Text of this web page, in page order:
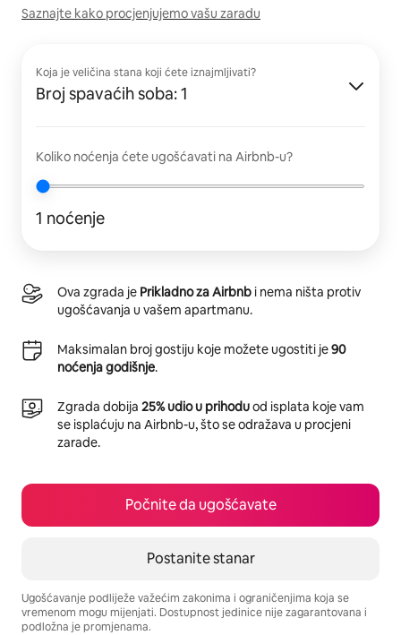
Saznajte kako procjenjujemo vašu zaradu
Koja je veličina stana koji ćete iznajmljivati?
Broj spavaćih soba: 1
Koliko noćenja ćete ugošćavati na Airbnb-u?
1 noćenje
Ova zgrada je Prikladno za Airbnb i nema ništa protiv
ugošćavanja u vašem apartmanu.
Maksimalan broj gostiju koje možete ugostiti je90
noćenja godišnje.
Zgrada dobija 25% udio u prihoduod isplata koje vam
se isplaćuju na Airbnb-u, što se odražava u procjeni
zarade.
Počnite da ugošćavate
Postanite stanar
Ugošćavanje podliježe važećim zakonima i ograničenjima koja se
vremenom mogu mijenjati. Dostupnost jedinice nije zagarantovana i
podložna je promjenama.